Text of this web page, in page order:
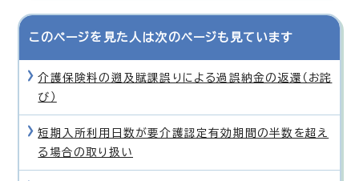
このページを見た人は次のページも見ています
介護保険料の遡及賦課誤りによる過誤納金の返還（お詫
び）
短期入所利用日数が要介護認定有効期間の半数を超え
る場合の取り扱い